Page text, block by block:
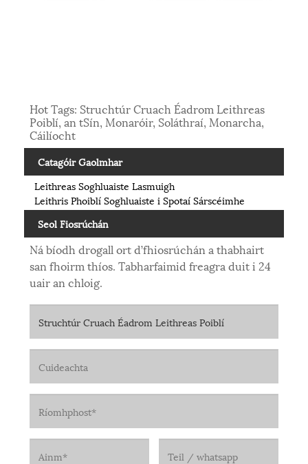
Hot Tags: Struchtúr Cruach Éadrom Leithreas
Poiblí, an tSín, Monaróir, Soláthraí, Monarcha,
Cáilíocht
Catagóir Gaolmhar
Leithreas Soghluaiste Lasmuigh
Leithris Phoiblí Soghluaiste i Spotaí Sárscéimhe
Seol Fiosrúchán
Ná bíodh drogall ort d’fhiosrúchán a thabhairt
san fhoirm thíos. Tabharfaimid freagra duit i 24
uair an chloig.